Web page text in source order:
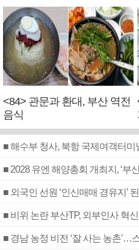
<84> 관문과 환대, 부산 역전
음식
■ 해수부 청사, 북항 국제여객터미
■ 2028 유엔 해양총회 개최지, ‘부
■ 외국인 선원 ‘인신매매 경유지’
■ 비위 논란 부산TP, 외부인사 혁신
■ 경남 농정 비전 ‘잘 사는 농촌’…